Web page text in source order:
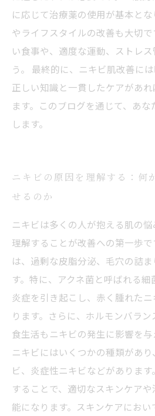
に応じて治療薬の使用が基本と
やライフスタイルの改善も大切
い食事や、適度な運動、ストレ
う。 最終的に、ニキビ肌改善に
正しい知識と一貫したケアがあ
ます。このブログを通じて、あ
します。
ニキビの原因を理解する：何
せるのか
ニキビは多くの人が抱える肌の
理解することが改善への第一歩
は、過剰な皮脂分泌、毛穴の詰
す。特に、アクネ菌と呼ばれる細
炎症を引き起こし、赤く腫れた
ります。さらに、ホルモンバラン
食生活もニキビの発生に影響を与
ニキビにはいくつかの種類があ
ビ、炎症性ニキビなどがありま
することで、適切なスキンケア
能になります。スキンケアにお